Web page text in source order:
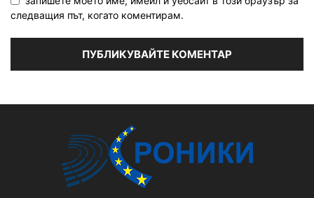
следващия път, когато коментирам.